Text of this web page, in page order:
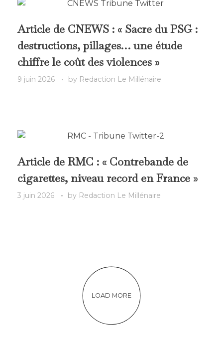
Article de CNEWS : « Sacre du PSG :
destructions, pillages… une étude
chiffre le coût des violences »
9 juin 2026 by Redaction Le Millénaire
Article de RMC : « Contrebande de
cigarettes, niveau record en France »
3 juin 2026 by Redaction Le Millénaire
LOAD MORE